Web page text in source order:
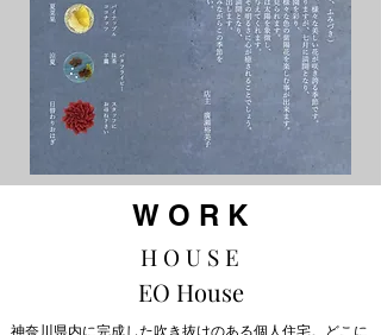
W O R K
H O U S E
EO House
神奈川県内に完成した吹き抜けのある個人住宅。
どこに